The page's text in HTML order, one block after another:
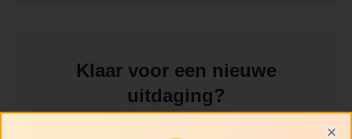
Klaar voor een nieuwe
uitdaging?